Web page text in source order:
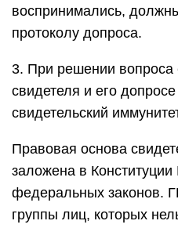
воспринимались,
протоколу допроса.
3. При решении вопроса
свидетеля и его
свидетельский
Правовая основа
заложена в
федеральных законов.
группы лиц, которых